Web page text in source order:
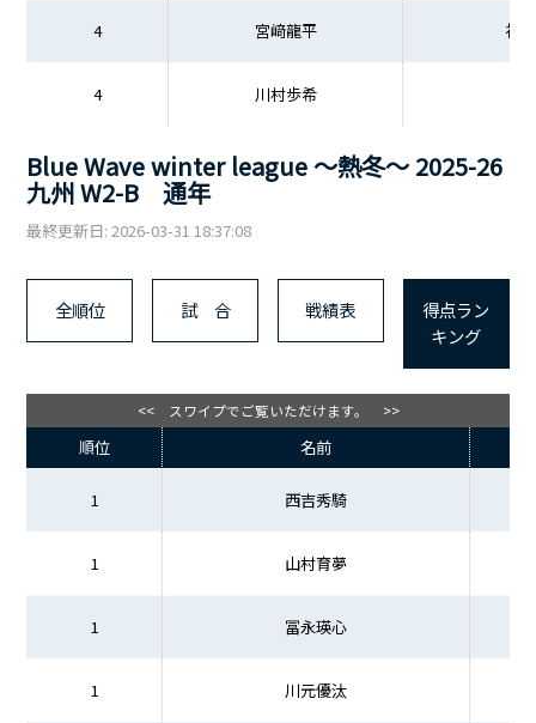
4 宮﨑龍平 福
4 川村歩希
Blue Wave winter league ～熱冬～ 2025-26
九州 W2-B 通年
最終更新日: 2026-03-31 18:37:08
全順位 試 合 戦績表
得点ラン
キング
<< スワイプでご覧いただけます。 >>
順位 名前
1 西吉秀騎
1 山村育夢
1 冨永瑛心
1 川元優汰